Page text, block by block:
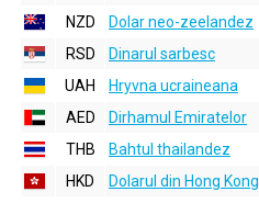
NZD
Dolar neo-zeelandez
RSD
Dinarul sarbesc
UAH
Hryvna ucraineana
AED
Dirhamul Emiratelor
THB
Bahtul thailandez
HKD
Dolarul din Hong Kong